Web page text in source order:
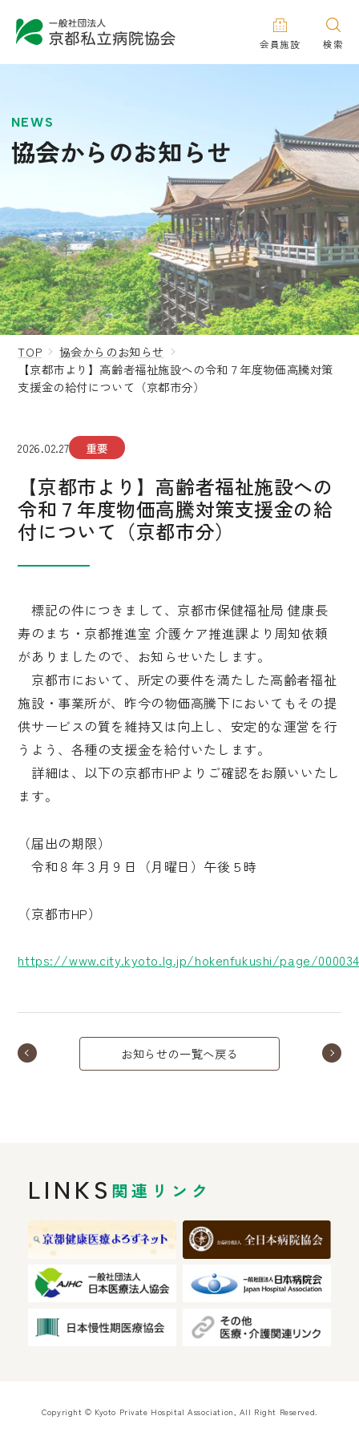
会員施設 検索
NEWS
協会からのお知らせ
TOP
協会からのお知らせ
【京都市より】高齢者福祉施設への令和７年度物価高騰対策
支援金の給付について（京都市分）
2026.02.27 重要
【京都市より】高齢者福祉施設への
令和７年度物価高騰対策支援金の給
付について（京都市分）
標記の件につきまして、京都市保健福祉局 健康長
寿のまち・京都推進室 介護ケア推進課より周知依頼
がありましたので、お知らせいたします。
京都市において、所定の要件を満たした高齢者福祉
施設・事業所が、昨今の物価高騰下においてもその提
供サービスの質を維持又は向上し、安定的な運営を行
うよう、各種の支援金を給付いたします。
詳細は、以下の京都市HPよりご確認をお願いいたし
ます。
（届出の期限）
令和８年３月９日（月曜日）午後５時
（京都市HP）
https://www.city.kyoto.lg.jp/hokenfukushi/page/
お知らせの一覧へ戻る
LINKS 関連リンク
Copyright © Kyoto Private Hospital Association, All Right Reserved.